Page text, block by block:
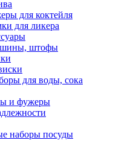
для коктейля
для ликера
штофы
для воды, сока
и фужеры
наборы посуды